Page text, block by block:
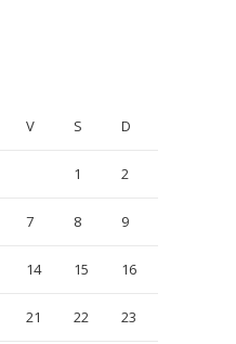
V S D
1 2
7 8 9
14 15 16
21 22 23